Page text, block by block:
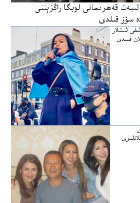
تىبەت قەھرىمانى لوبگا راڭزېننى
سۆز قىلدى
ئىشلار
قىلدى